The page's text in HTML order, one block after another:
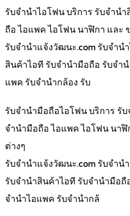
รับจำนำไอโฟน บริการ รับจำน
ถือ ไอแพค ไอโฟน นาฬิกา และ
รับจํานําแจ้งวัฒนะ.com รับจำน
สินค้าไอที รับจำนำมือถือ รับจำ
แพค รับจำนำกล้อง รับ
รับจำนำมือถือไอโฟน บริการ รั
จำนำมือถือ ไอแพค ไอโฟน นา
ต่างๆ
รับจํานําแจ้งวัฒนะ.com รับจำน
รับจำนำสินค้าไอที รับจำนำมือ
จำนำไอแพค รับจำนำกล้